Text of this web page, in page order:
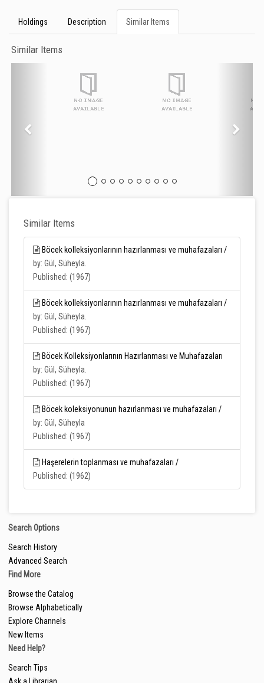
Holdings Description Similar Items
Similar Items
Similar Items
Böcek kolleksiyonlarının hazırlanması ve muhafazaları /
by: Gül, Süheyla.
Published: (1967)
Böcek kolleksiyonlarının hazırlanması ve muhafazaları /
by: Gül, Süheyla.
Published: (1967)
Böcek Kolleksiyonlarının Hazırlanması ve Muhafazaları
by: Gül, Süheyla.
Published: (1967)
Böcek koleksiyonunun hazırlanması ve muhafazaları /
by: Gül, Süheyla
Published: (1967)
Haşerelerin toplanması ve muhafazaları /
Published: (1962)
Search Options
Search History
Advanced Search
Find More
Browse the Catalog
Browse Alphabetically
Explore Channels
New Items
Need Help?
Search Tips